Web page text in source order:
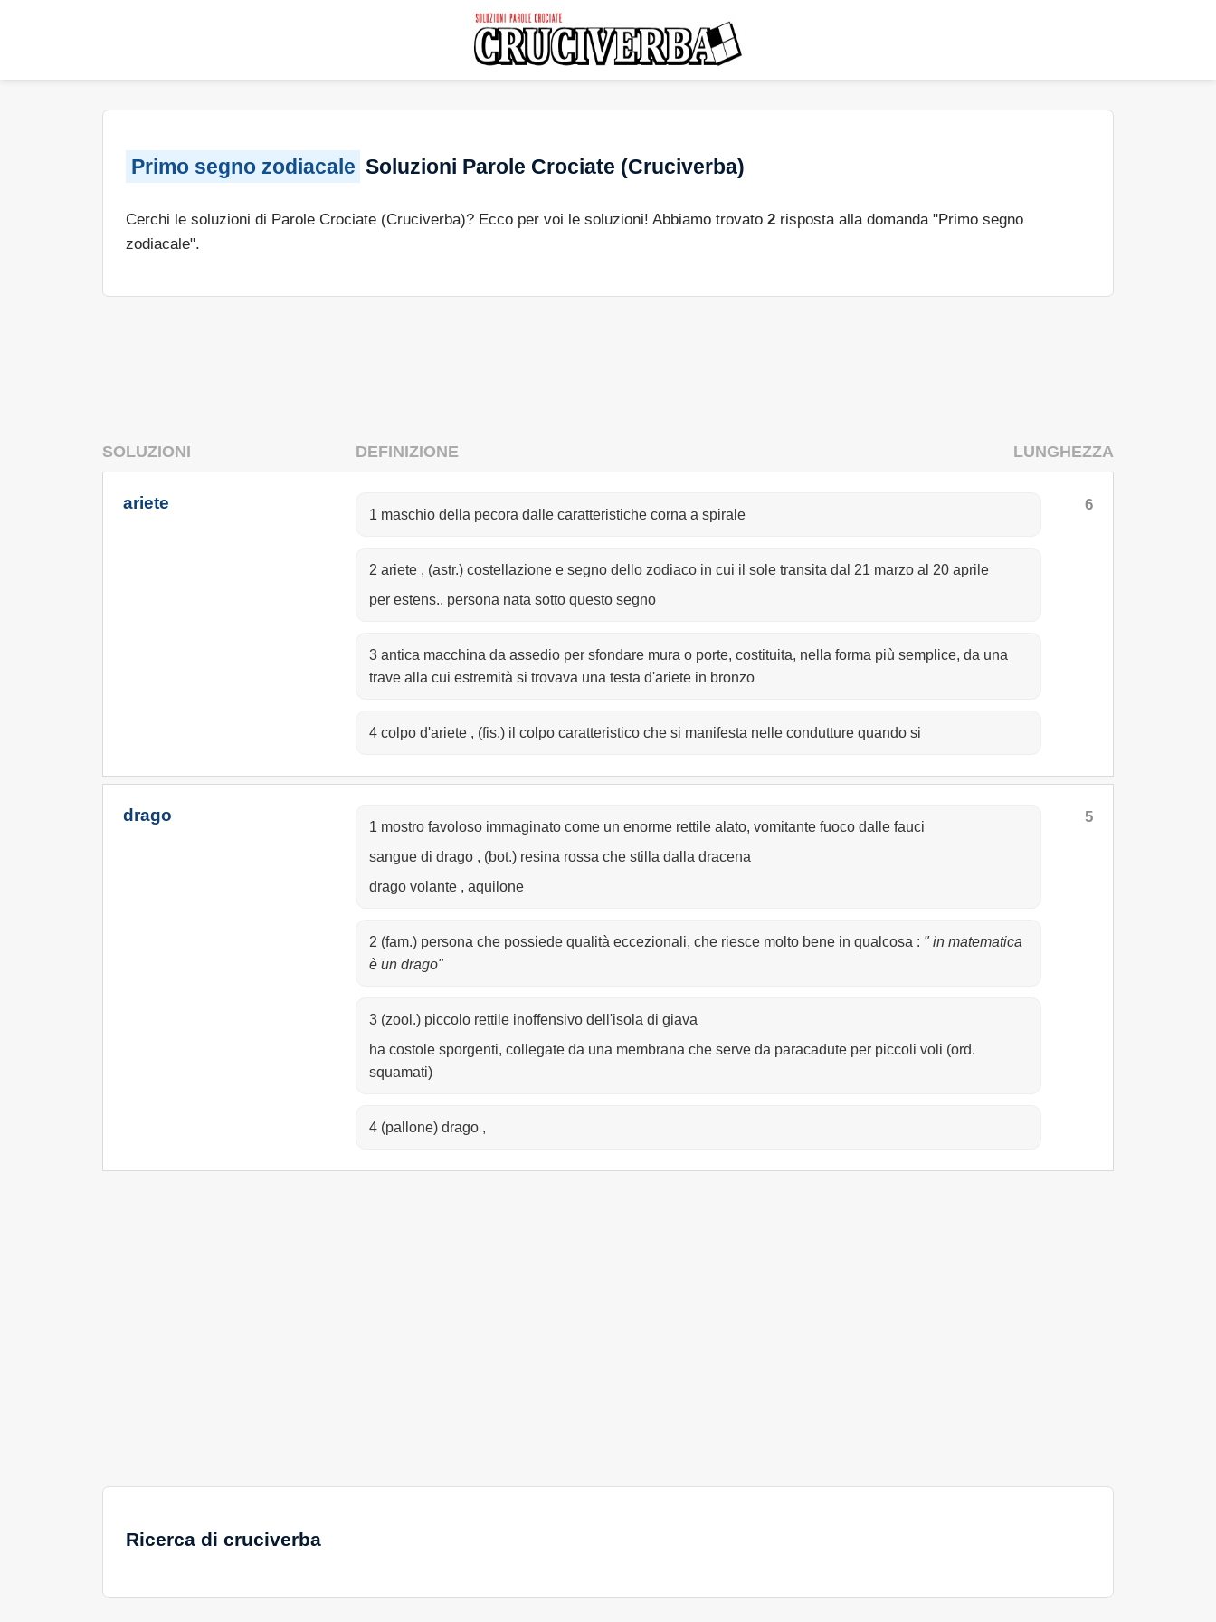
Primo segno zodiacale Soluzioni Parole Crociate (Cruciverba)
Cerchi le soluzioni di Parole Crociate (Cruciverba)? Ecco per voi le soluzioni! Abbiamo trovato 2 risposta alla domanda "Primo segno
zodiacale".
SOLUZIONI DEFINIZIONE LUNGHEZZA
ariete
1 maschio della pecora dalle caratteristiche corna a spirale
2 ariete , (astr.) costellazione e segno dello zodiaco in cui il sole transita dal 21 marzo al 20 aprile
per estens., persona nata sotto questo segno
3 antica macchina da assedio per sfondare mura o porte, costituita, nella forma più semplice, da una
trave alla cui estremità si trovava una testa d'ariete in bronzo
4 colpo d'ariete , (fis.) il colpo caratteristico che si manifesta nelle condutture quando si
6
drago
1 mostro favoloso immaginato come un enorme rettile alato, vomitante fuoco dalle fauci
sangue di drago , (bot.) resina rossa che stilla dalla dracena
drago volante , aquilone
2 (fam.) persona che possiede qualità eccezionali, che riesce molto bene in qualcosa : " in matematica
è un drago"
3 (zool.) piccolo rettile inoffensivo dell'isola di giava
ha costole sporgenti, collegate da una membrana che serve da paracadute per piccoli voli (ord.
squamati)
4 (pallone) drago ,
5
Ricerca di cruciverba